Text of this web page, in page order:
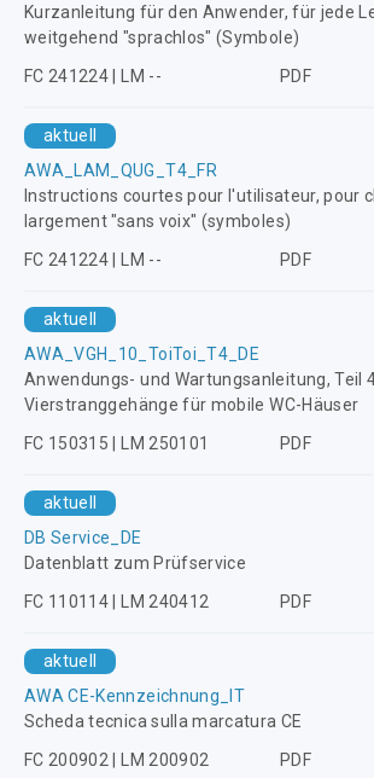
Kurzanleitung für den Anwender, für jede
weitgehend "sprachlos" (Symbole)
FC 241224 | LM --
PDF
aktuell
AWA_LAM_QUG_T4_FR
Instructions courtes pour l'utilisateur, pour
largement "sans voix" (symboles)
FC 241224 | LM --
PDF
aktuell
AWA_VGH_10_ToiToi_T4_DE
Anwendungs- und Wartungsanleitung, Teil
Vierstranggehänge für mobile WC-Häuser
FC 150315 | LM 250101
PDF
aktuell
DB Service_DE
Datenblatt zum Prüfservice
FC 110114 | LM 240412
PDF
aktuell
AWA CE-Kennzeichnung_IT
Scheda tecnica sulla marcatura CE
FC 200902 | LM 200902
PDF